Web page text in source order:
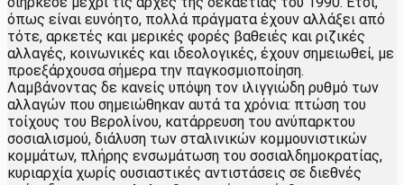
όπως είναι ευνόητο, πολλά πράγματα έχουν αλλάξει από
τότε, αρκετές και μερικές φορές βαθειές και ριζικές
αλλαγές, κοινωνικές και ιδεολογικές, έχουν σημειωθεί, με
προεξάρχουσα σήμερα την παγκοσμιοποίηση.
Λαμβάνοντας δε κανείς υπόψη τον ιλιγγιώδη ρυθμό των
αλλαγών που σημειώθηκαν αυτά τα χρόνια: πτώση του
τοίχους του Βερολίνου, κατάρρευση του ανύπαρκτου
σοσιαλισμού, διάλυση των σταλινικών κομμουνιστικών
κομμάτων, πλήρης ενσωμάτωση του σοσιαλδημοκρατίας,
κυριαρχία χωρίς ουσιαστικές αντιστάσεις σε διεθνές